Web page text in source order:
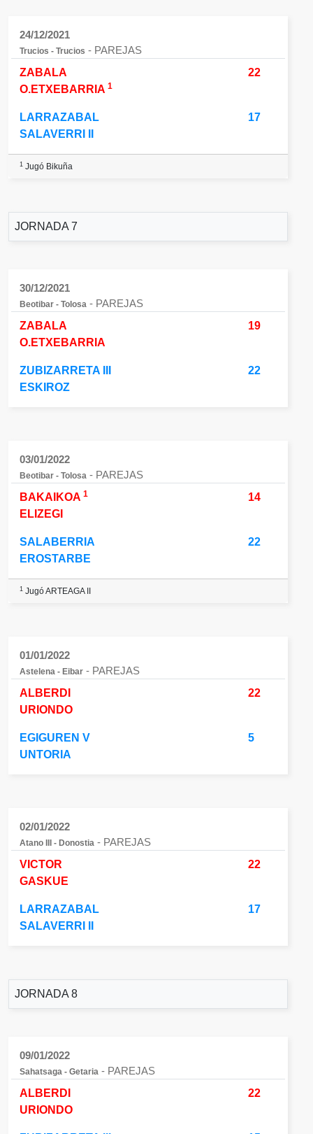
24/12/2021
Trucios - Trucios - PAREJAS
ZABALA
O.ETXEBARRIA 1
22
LARRAZABAL
SALAVERRI II
17
1 Jugó Bikuña
JORNADA 7
30/12/2021
Beotibar - Tolosa - PAREJAS
ZABALA
O.ETXEBARRIA
19
ZUBIZARRETA III
ESKIROZ
22
03/01/2022
Beotibar - Tolosa - PAREJAS
BAKAIKOA 1
ELIZEGI
14
SALABERRIA
EROSTARBE
22
1 Jugó ARTEAGA II
01/01/2022
Astelena - Eibar - PAREJAS
ALBERDI
URIONDO
22
EGIGUREN V
UNTORIA
5
02/01/2022
Atano III - Donostia - PAREJAS
VICTOR
GASKUE
22
LARRAZABAL
SALAVERRI II
17
JORNADA 8
09/01/2022
Sahatsaga - Getaria - PAREJAS
ALBERDI
URIONDO
22